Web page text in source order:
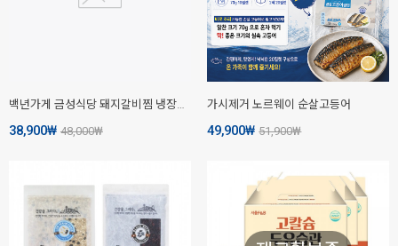
38,900₩ 48,000₩
가시제거 노르웨이 순살고등어
49,900₩ 51,900₩